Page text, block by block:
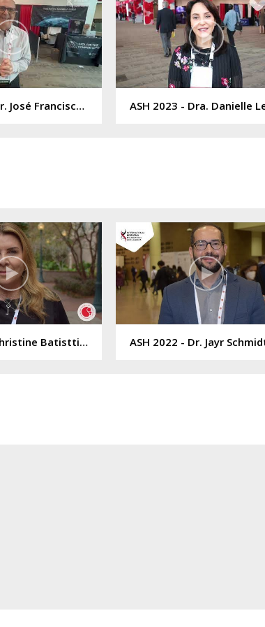
ASH 2023 - Dr. José Francisco Marques Comenalli Jr ASH 2023 - Dra. Danielle
ASH 2022 - Christine Batisttini ASH 2022 - Dr. Jayr